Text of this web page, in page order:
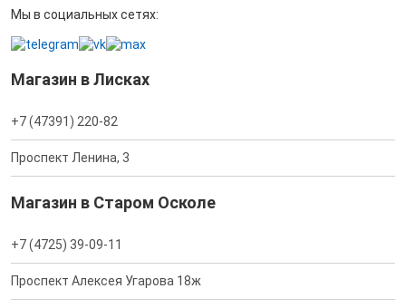
Мы в социальных сетях:
Магазин в Лисках
+7 (47391) 220-82
Проспект Ленина, 3
Магазин в Старом Осколе
+7 (4725) 39-09-11
Проспект Алексея Угарова 18ж